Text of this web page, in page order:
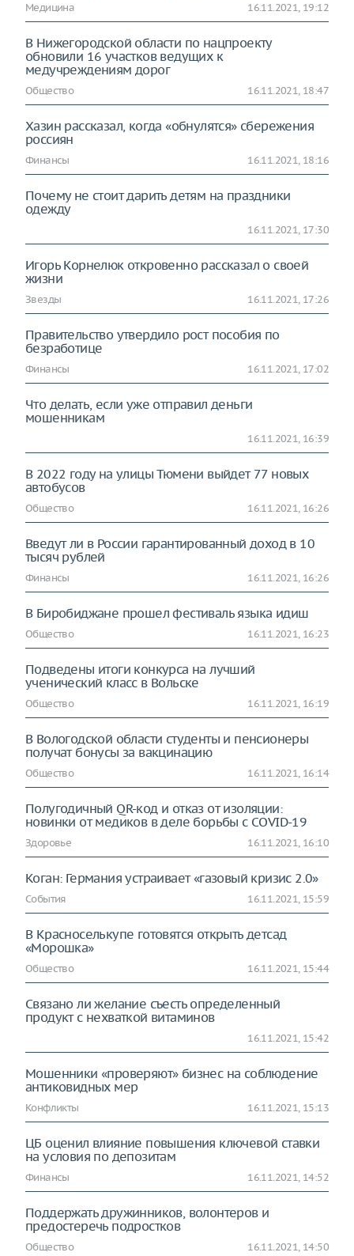
Медицина 16.11.2021, 19:12
В Нижегородской области по нацпроекту
обновили 16 участков ведущих к
медучреждениям дорог
Общество 16.11.2021, 18:47
Хазин рассказал, когда «обнулятся» сбережения
россиян
Финансы 16.11.2021, 18:16
Почему не стоит дарить детям на праздники
одежду
16.11.2021, 17:30
Игорь Корнелюк откровенно рассказал о своей
жизни
Звезды 16.11.2021, 17:26
Правительство утвердило рост пособия по
безработице
Финансы 16.11.2021, 17:02
Что делать, если уже отправил деньги
мошенникам
16.11.2021, 16:39
В 2022 году на улицы Тюмени выйдет 77 новых
автобусов
Общество 16.11.2021, 16:26
Введут ли в России гарантированный доход в 10
тысяч рублей
Финансы 16.11.2021, 16:26
В Биробиджане прошел фестиваль языка идиш
Общество 16.11.2021, 16:23
Подведены итоги конкурса на лучший
ученический класс в Вольске
Общество 16.11.2021, 16:19
В Вологодской области студенты и пенсионеры
получат бонусы за вакцинацию
Общество 16.11.2021, 16:14
Полугодичный QR-код и отказ от изоляции:
новинки от медиков в деле борьбы с COVID-19
Здоровье 16.11.2021, 16:10
Коган: Германия устраивает «газовый кризис 2.0»
События 16.11.2021, 15:59
В Красноселькупе готовятся открыть детсад
«Морошка»
Общество 16.11.2021, 15:44
Связано ли желание съесть определенный
продукт с нехваткой витаминов
16.11.2021, 15:42
Мошенники «проверяют» бизнес на соблюдение
антиковидных мер
Конфликты 16.11.2021, 15:13
ЦБ оценил влияние повышения ключевой ставки
на условия по депозитам
Финансы 16.11.2021, 14:52
Поддержать дружинников, волонтеров и
предостеречь подростков
Общество 16.11.2021, 14:50